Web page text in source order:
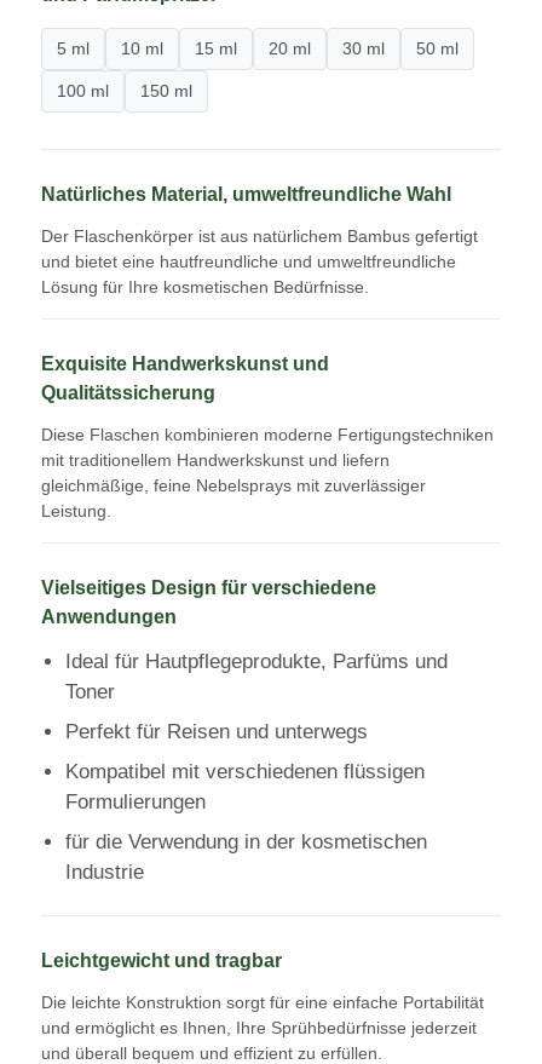
Startseite
Produkte
Fabrik Tour
Qualitätskontrolle
Kontakt
Referenzen
Flasche mit kosmetischer Lotion
5 ml 10 ml 15 ml 20 ml 30 ml 50 ml
100 ml 150 ml
Natürliches Material, umweltfreundliche Wahl
Der Flaschenkörper ist aus natürlichem Bambus gefertigt
und bietet eine hautfreundliche und umweltfreundliche
Lösung für Ihre kosmetischen Bedürfnisse.
Exquisite Handwerkskunst und
Qualitätssicherung
Diese Flaschen kombinieren moderne Fertigungstechniken
mit traditionellem Handwerkskunst und liefern
gleichmäßige, feine Nebelsprays mit zuverlässiger
Leistung.
Vielseitiges Design für verschiedene
Anwendungen
Ideal für Hautpflegeprodukte, Parfüms und
Toner
Perfekt für Reisen und unterwegs
Kompatibel mit verschiedenen flüssigen
Formulierungen
für die Verwendung in der kosmetischen
Industrie
Leichtgewicht und tragbar
Die leichte Konstruktion sorgt für eine einfache Portabilität
und ermöglicht es Ihnen, Ihre Sprühbedürfnisse jederzeit
und überall bequem und effizient zu erfüllen.